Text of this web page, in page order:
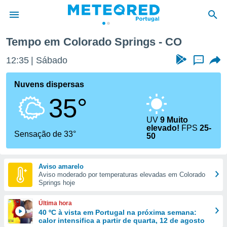
da
foi
fornecidas
a este
das
e
forma
digital
Tempo em Colorado Springs - CO
12:35 Sábado ...
Nuvens dispersas
35°
Sensação de 33°
UV9 Muito
elevado! FPS25-
50
Aviso amarelo
Aviso moderado por temperaturas elevadas em Colorado
Springs hoje
Última hora
40 ºC à vista em Portugal na próxima semana:
calor intensifica a partir de quarta, 12 de agosto